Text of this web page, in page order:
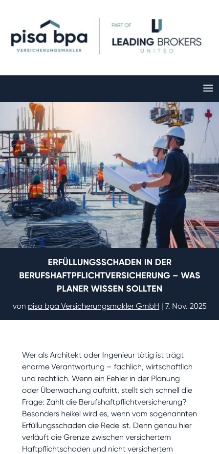
ERFÜLLUNGSSCHADEN IN DER
BERUFSHAFTPFLICHTVERSICHERUNG – WAS
PLANER WISSEN SOLLTEN
von pisa bpa Versicherungsmakler GmbH | 7. Nov. 2025
Wer als Architekt oder Ingenieur tätig ist trägt
enorme Verantwortung – fachlich, wirtschaftlich
und rechtlich. Wenn ein Fehler in der Planung
oder Überwachung auftritt, stellt sich schnell die
Frage: Zahlt die Berufshaftpflichtversicherung?
Besonders heikel wird es, wenn vom sogenannten
Erfüllungsschaden die Rede ist. Denn genau hier
verläuft die Grenze zwischen versichertem
Haftpflichtschaden und nicht versichertem